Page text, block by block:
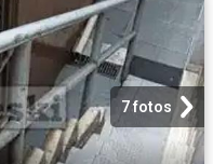
7 fotos